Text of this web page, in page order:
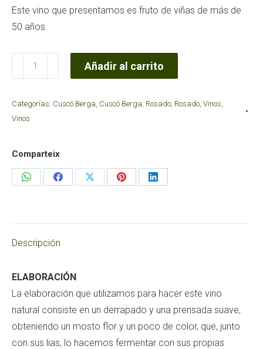
Este vino que presentamos es fruto de viñas de más de
50 años.
Xarel·lo
Vermell
2021Cova
Añadir al carrito
Categorías: Cuscó Berga, Cuscó Berga, Rosado, Rosado, Vinos,
Vinos
Comparteix
Share
Share
Share
Share
Share
Descripción
ELABORACIÓN
La elaboración que utilizamos para hacer este vino
natural consiste en un derrapado y una prensada suave,
obteniendo un mosto flor y un poco de color, que, junto
con sus lias, lo hacemos fermentar con sus propias